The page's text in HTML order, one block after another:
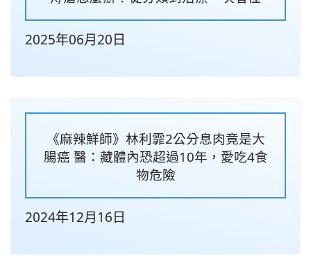
2025年06月20日
《麻辣鮮師》林利霏2公分息肉竟是大
腸癌 醫：藏體內恐超過10年，愛吃4食
物危險
2024年12月16日